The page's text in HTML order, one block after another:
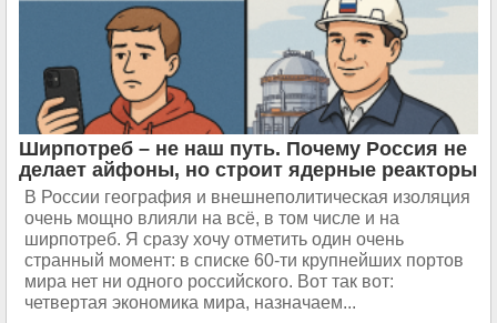
Ширпотреб – не наш путь. Почему Россия не
делает айфоны, но строит ядерные реакторы
В России география и внешнеполитическая изоляция
очень мощно влияли на всё, в том числе и на
ширпотреб. Я сразу хочу отметить один очень
странный момент: в списке 60-ти крупнейших портов
мира нет ни одного российского. Вот так вот:
четвертая экономика мира, назначаем...